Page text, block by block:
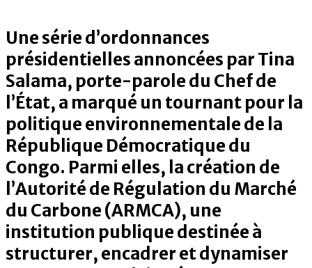
Une série d’ordonnances
présidentielles annoncées par Tina
Salama, porte-parole du Chef de
l’État, a marqué un tournant pour la
politique environnementale de la
République Démocratique du
Congo. Parmi elles, la création de
l’Autorité de Régulation du Marché
du Carbone (ARMCA), une
institution publique destinée à
structurer, encadrer et dynamiser